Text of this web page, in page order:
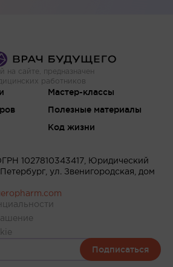
на сайте, предназначен
работников
Мастер-классы
Полезные материалы
Код жизни
1027810343417, Юридический
Петербург, ул. Звенигородская, дом
Подписаться